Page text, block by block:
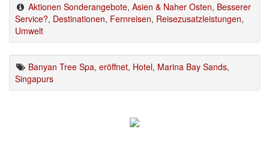
Aktionen Sonderangebote, Asien & Naher Osten, Besserer
Service?, Destinationen, Fernreisen, Reisezusatzleistungen,
Umwelt
Banyan Tree Spa, eröffnet, Hotel, Marina Bay Sands,
Singapurs